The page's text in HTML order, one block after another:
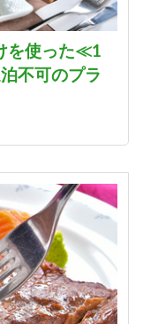
を使った≪1
不可のプラ